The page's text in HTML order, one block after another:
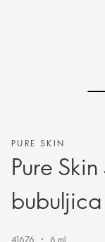
PURE SKIN
Pure
bubuljica
41676 6 ml.